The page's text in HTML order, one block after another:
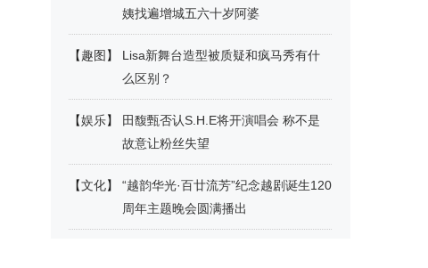
姨找遍增城五六十岁阿婆
【趣图 】
Lisa新舞台造型被质疑和疯马秀有什
么区别？
【娱乐】
田馥甄否认S.H.E将开演唱会 称不是
故意让粉丝失望
【文化】
“越韵华光·百廿流芳”纪念越剧诞生120
周年主题晚会圆满播出